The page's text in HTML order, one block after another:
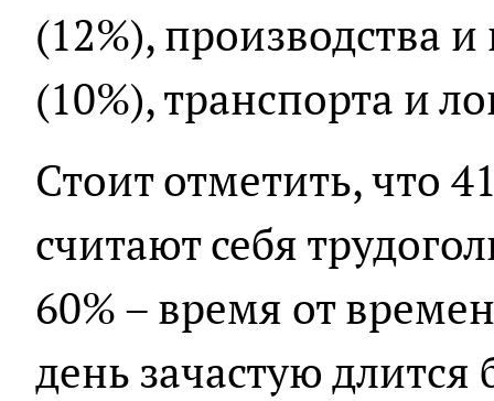
(12%), производства
(10%), транспорта и
Стоит отметить, что
считают себя
60% – время от
день зачастую